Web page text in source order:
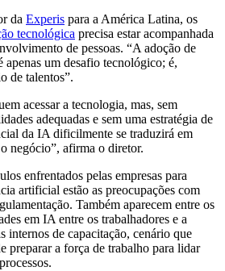
da Experis para a América Latina, os
tecnológica precisa estar acompanhada
de pessoas. “A adoção de
um desafio tecnológico; é,
de talentos”.
acessar a tecnologia, mas, sem
adequadas e sem uma estratégia de
da IA dificilmente se traduzirá em
negócio”, afirma o diretor.
enfrentados pelas empresas para
artificial estão as preocupações com
Também aparecem entre os
em IA entre os trabalhadores e a
internos de capacitação, cenário que
preparar a força de trabalho para lidar